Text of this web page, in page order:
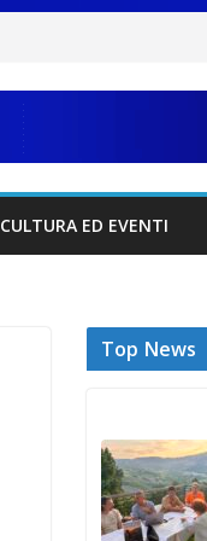
CULTURA ED EVENTI
Top News